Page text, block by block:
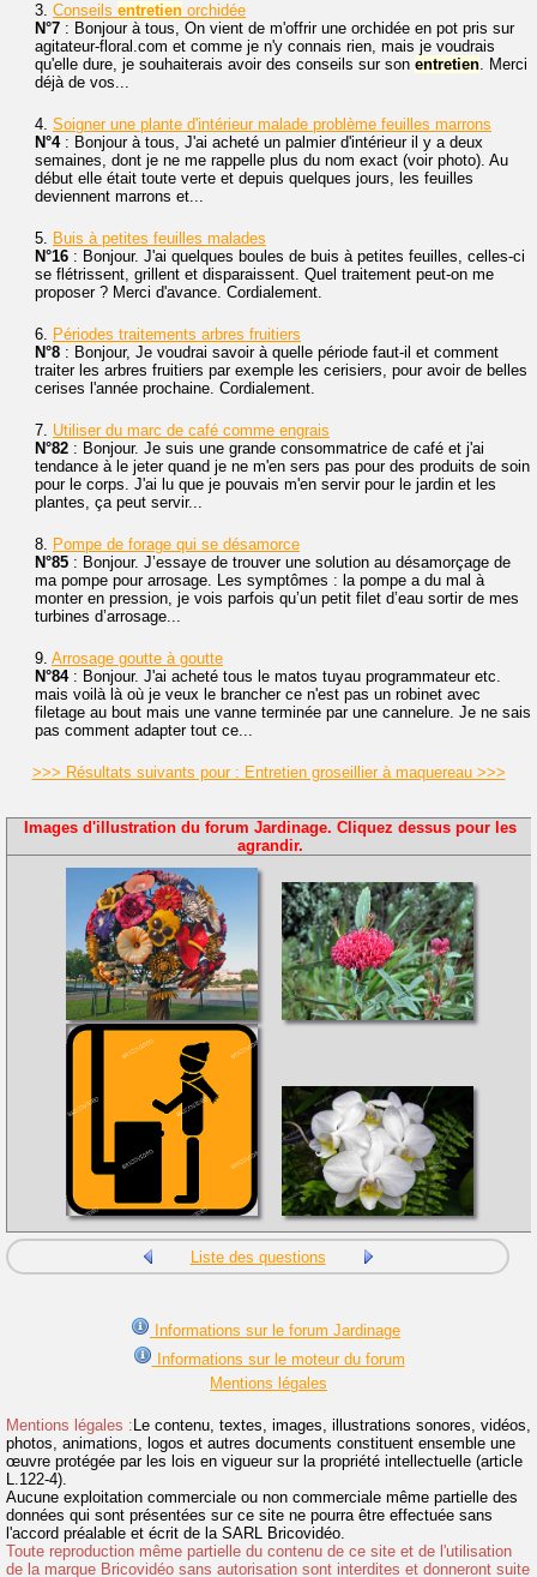
3. Conseils entretien orchidée
N°7 : Bonjour à tous, On vient de m'offrir une orchidée en pot pris sur
agitateur-floral.com et comme je n'y connais rien, mais je voudrais
qu'elle dure, je souhaiterais avoir des conseils sur son entretien. Merci
déjà de vos...
4. Soigner une plante d'intérieur malade problème feuilles marrons
N°4: Bonjour à tous, J'ai acheté un palmier d'intérieur il y a deux
semaines, dont je ne me rappelle plus du nom exact (voir photo). Au
début elle était toute verte et depuis quelques jours, les feuilles
deviennent marrons et...
5. Buis à petites feuilles malades
N°16 : Bonjour. J'ai quelques boules de buis à petites feuilles, celles-ci
se flétrissent, grillent et disparaissent. Quel traitement peut-on me
proposer ? Merci d'avance. Cordialement.
6. Périodes traitements arbres fruitiers
N°8 : Bonjour, Je voudrai savoir à quelle période faut-il et comment
traiter les arbres fruitiers par exemple les cerisiers, pour avoir de belles
cerises l'année prochaine. Cordialement.
7. Utiliser du marc de café comme engrais
N°82 : Bonjour. Je suis une grande consommatrice de café et j'ai
tendance à le jeter quand je ne m'en sers pas pour des produits de soin
pour le corps. J'ai lu que je pouvais m'en servir pour le jardin et les
plantes, ça peut servir...
8. Pompe de forage qui se désamorce
N°85 : Bonjour. J’essaye de trouver une solution au désamorçage de
ma pompe pour arrosage. Les symptômes : la pompe a du mal à
monter en pression, je vois parfois qu’un petit filet d’eau sortir de mes
turbines d’arrosage...
9. Arrosage goutte à goutte
N°84: Bonjour. J'ai acheté tous le matos tuyau programmateur etc.
mais voilà là où je veux le brancher ce n'est pas un robinet avec
filetage au bout mais une vanne terminée par une cannelure. Je ne sais
pas comment adapter tout ce...
>>> Résultats suivants pour : Entretien groseillier à maquereau >>>
Images d'illustration du forum Jardinage. Cliquez dessus pour les
agrandir.
Liste des questions
Informations sur le forum Jardinage
Informations sur le moteur du forum
Mentions légales
Mentions légales : Le contenu, textes, images, illustrations sonores, vidéos,
photos, animations, logos et autres documents constituent ensemble une
œuvre protégée par les lois en vigueur sur la propriété intellectuelle (article
L.122-4).
Aucune exploitation commerciale ou non commerciale même partielle des
données qui sont présentées sur ce site ne pourra être effectuée sans
l'accord préalable et écrit de la SARL Bricovidéo.
Toute reproduction même partielle du contenu de ce site et de l'utilisation
de la marque Bricovidéo sans autorisation sont interdites et donneront suite